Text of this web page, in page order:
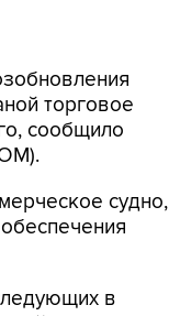
торговое
сообщило
судно,
в